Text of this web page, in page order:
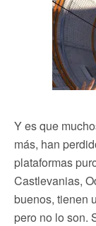
Y es que
más, han
plataformas
Castlevanias,
buenos, tienen
pero no lo son.